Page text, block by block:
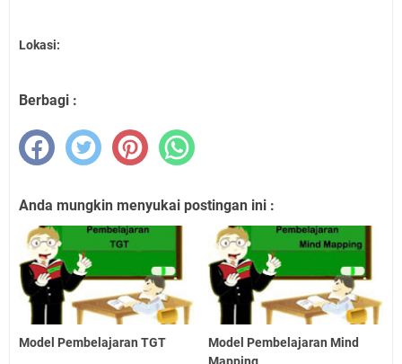
Lokasi:
Berbagi :
Anda mungkin menyukai postingan ini :
Model Pembelajaran TGT
Model Pembelajaran Mind
Mapping